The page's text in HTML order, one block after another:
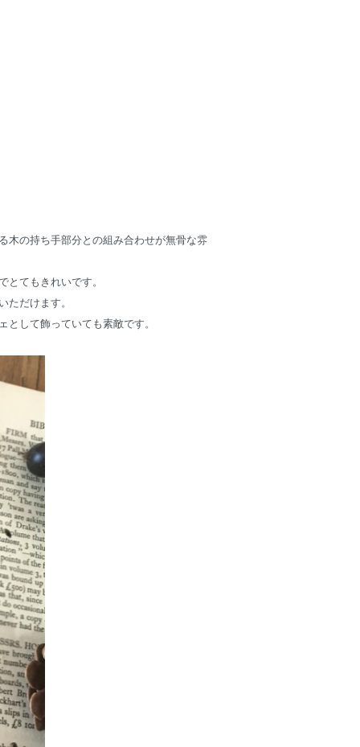
木の持ち手部分との組み合わせが無骨な雰
とてもきれいです。
ただけます。
して飾っていても素敵です。